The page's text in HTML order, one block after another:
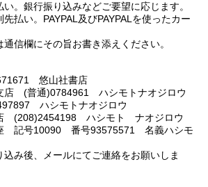
。銀行振り込みなどご要望に応じます。
払い。PAYPAL及びPAYPALを使ったカー
信欄にその旨お書き添えください。
悠山社書店
店 (普通)0784961 ハシモトナオジロウ
ハシモトナオジロウ
(208)2454198 ハシモト ナオジロウ
記号10090 番号93575571 名義ハシモ
み後、メールにてご連絡をお願いしま